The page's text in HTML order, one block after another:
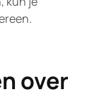
over